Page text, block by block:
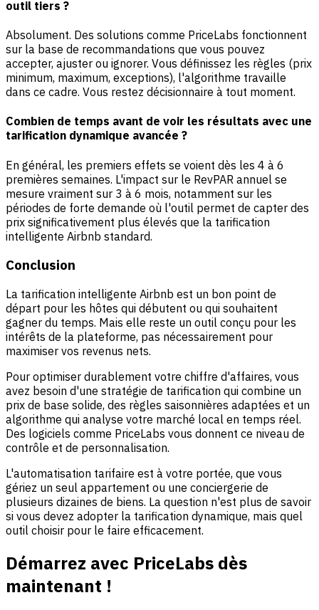
outil tiers ?
Absolument. Des solutions comme PriceLabs fonctionnent
sur la base de recommandations que vous pouvez
accepter, ajuster ou ignorer. Vous définissez les règles (prix
minimum, maximum, exceptions), l'algorithme travaille
dans ce cadre. Vous restez décisionnaire à tout moment.
Combien de temps avant de voir les résultats avec une
tarification dynamique avancée ?
En général, les premiers effets se voient dès les 4 à 6
premières semaines. L'impact sur le RevPAR annuel se
mesure vraiment sur 3 à 6 mois, notamment sur les
périodes de forte demande où l'outil permet de capter des
prix significativement plus élevés que la tarification
intelligente Airbnb standard.
Conclusion
La tarification intelligente Airbnb est un bon point de
départ pour les hôtes qui débutent ou qui souhaitent
gagner du temps. Mais elle reste un outil conçu pour les
intérêts de la plateforme, pas nécessairement pour
maximiser vos revenus nets.
Pour optimiser durablement votre chiffre d'affaires, vous
avez besoin d'une stratégie de tarification qui combine un
prix de base solide, des règles saisonnières adaptées et un
algorithme qui analyse votre marché local en temps réel.
Des logiciels comme PriceLabs vous donnent ce niveau de
contrôle et de personnalisation.
L'automatisation tarifaire est à votre portée, que vous
gériez un seul appartement ou une conciergerie de
plusieurs dizaines de biens. La question n'est plus de savoir
si vous devez adopter la tarification dynamique, mais quel
outil choisir pour le faire efficacement.
Démarrez avec PriceLabs dès
maintenant !